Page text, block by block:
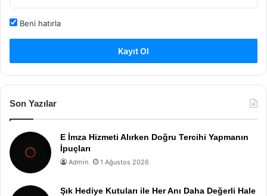
Beni hatırla
Kayıt Ol
Son Yazılar
E İmza Hizmeti Alırken Doğru Tercihi Yapmanın
İpuçları
Admin 1 Ağustos 2026
Şık Hediye Kutuları ile Her Anı Daha Değerli Hale